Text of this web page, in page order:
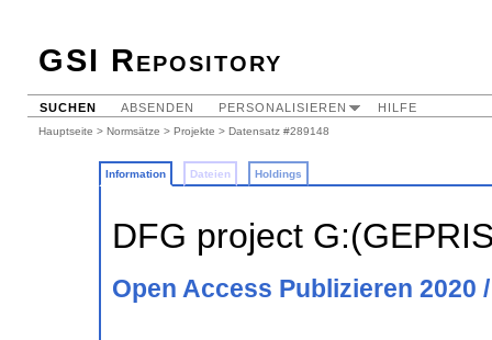
GSI Repository
SUCHEN ABSENDEN PERSONALISIEREN HILFE
Hauptseite > Normsätze > Projekte > Datensatz #289148
Information Dateien Holdings
DFG project
Open Access Publizieren 2020